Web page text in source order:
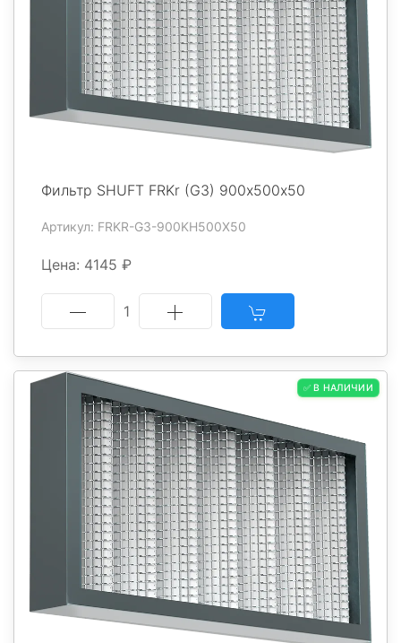
Фильтр SHUFT FRKr (G3) 900х500x50
Артикул: FRKR-G3-900KH500X50
Цена: 4145 ₽
1
✅ В НАЛИЧИИ